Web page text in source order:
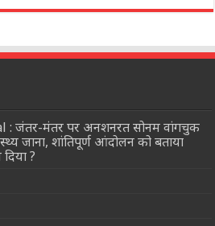
जंतर-मंतर पर अनशनरत सोनम वांगचुक
जाना, शांतिपूर्ण आंदोलन को बताया
?